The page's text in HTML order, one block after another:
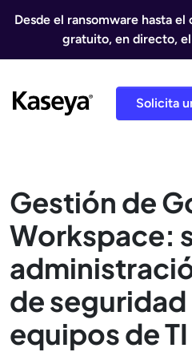
Desde el ransomware hasta
gratuito, en directo,
Solicita
Gestión de
Workspace:
de seguridad
equipos de TI